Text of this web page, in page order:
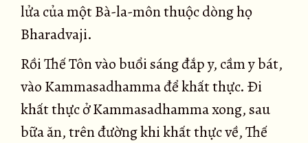
lửa của một Bà-la-môn thuộc dòng họ
Bharadvaji.
Rồi Thế Tôn vào buổi sáng đắp y, cầm y bát,
vào Kammasadhamma để khất thực. Ði
khất thực ở Kammasadhamma xong, sau
bữa ăn, trên đường khi khất thực về, Thế